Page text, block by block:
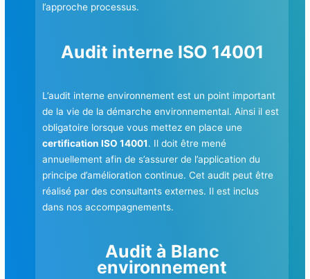
l’approche processus.
Audit interne ISO 14001
L’audit interne environnement est un point important
de la vie de la démarche environnemental. Ainsi il est
obligatoire lorsque vous mettez en place une
certification ISO 14001. Il doit être mené
annuellement afin de s’assurer de l’application du
principe d’amélioration continue. Cet audit peut être
réalisé par des consultants externes. Il est inclus
dans nos accompagnements.
Audit à Blanc
environnement